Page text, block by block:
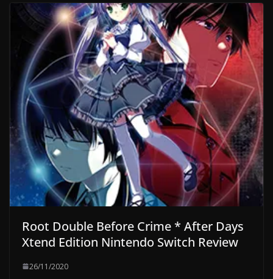
Root Double Before Crime * After Days
Xtend Edition Nintendo Switch Review
26/11/2020